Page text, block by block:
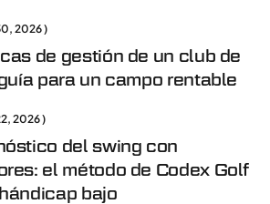
2026
de gestión de un club de
para un campo rentable
2026
del swing con
el método de Codex Golf
bajo